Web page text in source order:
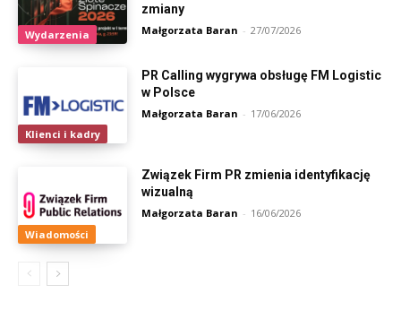
Wydarzenia
zmiany
Małgorzata Baran - 27/07/2026
Klienci i kadry
PR Calling wygrywa obsługę FM Logistic
w Polsce
Małgorzata Baran - 17/06/2026
Wiadomości
Związek Firm PR zmienia identyfikację
wizualną
Małgorzata Baran - 16/06/2026